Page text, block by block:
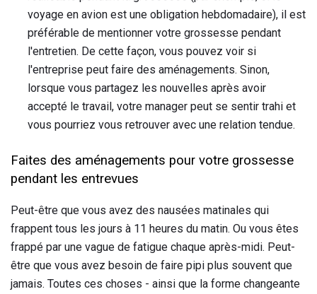
voyage en avion est une obligation hebdomadaire), il est
préférable de mentionner votre grossesse pendant
l'entretien. De cette façon, vous pouvez voir si
l'entreprise peut faire des aménagements. Sinon,
lorsque vous partagez les nouvelles après avoir
accepté le travail, votre manager peut se sentir trahi et
vous pourriez vous retrouver avec une relation tendue.
Faites des aménagements pour votre grossesse
pendant les entrevues
Peut-être que vous avez des nausées matinales qui
frappent tous les jours à 11 heures du matin. Ou vous êtes
frappé par une vague de fatigue chaque après-midi. Peut-
être que vous avez besoin de faire pipi plus souvent que
jamais. Toutes ces choses - ainsi que la forme changeante